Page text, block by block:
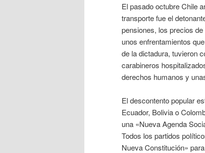
El pasado octubre Chile
transporte fue el
pensiones, los precios
unos enfrentamientos
de la dictadura, tuvieron
carabineros
derechos humanos y
El descontento popular
Ecuador, Bolivia o
una «Nueva Agenda
Todos los partidos
Nueva Constitución»